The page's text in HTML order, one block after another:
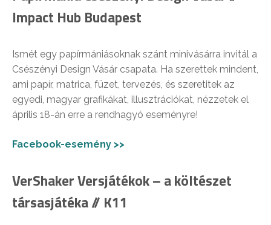
Impact Hub Budapest
Ismét egy papírmániásoknak szánt minivásárra invitál a
Csészényi Design Vásár csapata. Ha szerettek mindent,
ami papír, matrica, füzet, tervezés, és szeretitek az
egyedi, magyar grafikákat, illusztrációkat, nézzetek el
április 18-án erre a rendhagyó eseményre!
Facebook-esemény >>
VerShaker Versjátékok – a költészet
társasjátéka // K11